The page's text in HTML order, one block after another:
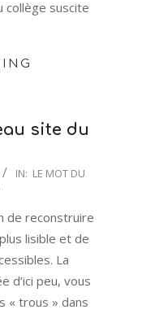
collège suscite
site du
IN: LE MOT DU
de reconstruire
lisible et de
La
d’ici peu, vous
« trous » dans